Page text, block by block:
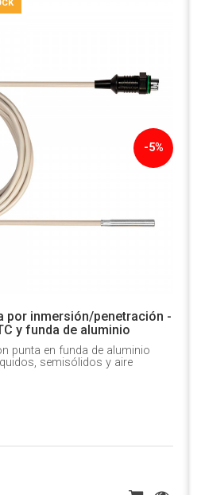
-5%
por inmersión/penetración -
y funda de aluminio
punta en funda de aluminio
semisólidos y aire